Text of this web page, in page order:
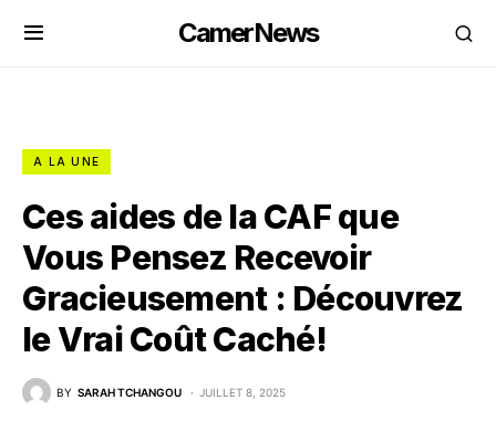
CamerNews
A LA UNE
Ces aides de la CAF que
Vous Pensez Recevoir
Gracieusement : Découvrez
le Vrai Coût Caché!
BY SARAH TCHANGOU JUILLET 8, 2025